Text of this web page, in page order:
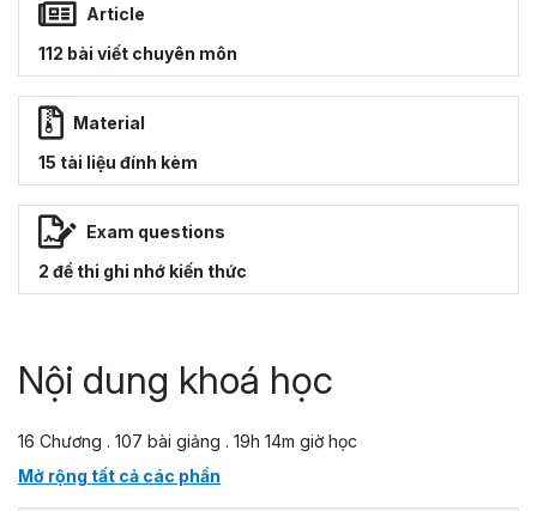
Article
112 bài viết chuyên môn
Material
15 tài liệu đính kèm
Exam questions
2 đề thi ghi nhớ kiến thức
Nội dung khoá học
16 Chương . 107 bài giảng . 19h 14m giờ học
Mở rộng tất cả các phần